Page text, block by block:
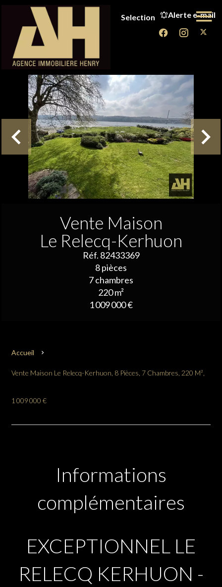
Selection Alerte e-mail
Vente Maison
Le Relecq-Kerhuon
Réf. 82433369
8 pièces
7 chambres
220 m²
1 009 000 €
Accueil
Vente Maison Le Relecq-Kerhuon, 8 Pièces, 7 Chambres, 220 M²,
1 009 000 €
Informations
complémentaires
EXCEPTIONNEL LE
RELECQ KERHUON -